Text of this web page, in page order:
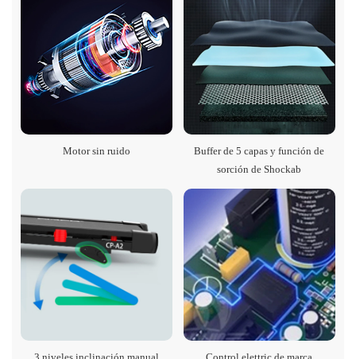
Motor sin ruido
Buffer de 5 capas y función de
sorción de Shockab